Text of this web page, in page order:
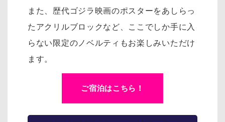
また、歴代ゴジラ映画のポスターをあしらっ
たアクリルブロックなど、ここでしか手に入
らない限定のノベルティもお楽しみいただけ
ます。
ご宿泊はこちら！